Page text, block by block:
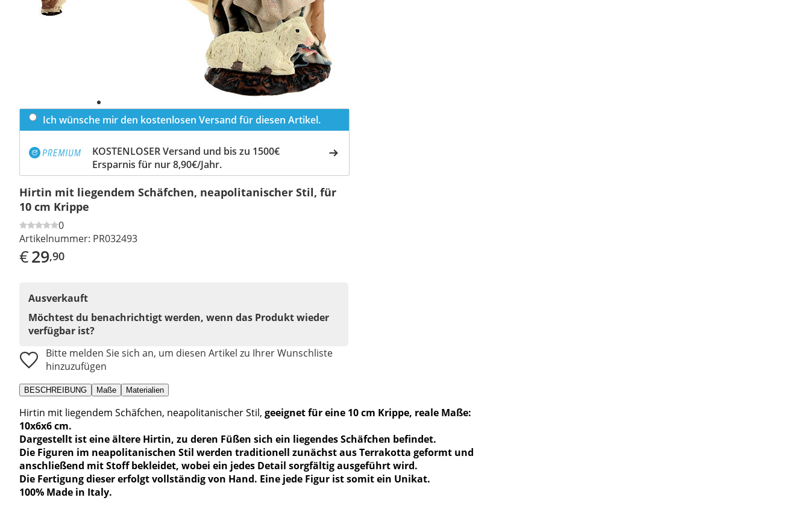
Ich wünsche mir den kostenlosen Versand für diesen Artikel.
KOSTENLOSER Versand und bis zu 1500€
Ersparnis für nur 8,90€/Jahr.
Hirtin mit liegendem Schäfchen, neapolitanischer Stil, für
10 cm Krippe
0
Artikelnummer: PR032493
€29,90
Ausverkauft
Möchtest du benachrichtigt werden, wenn das Produkt wieder
verfügbar ist?
Bitte melden Sie sich an, um diesen Artikel zu Ihrer Wunschliste
hinzuzufügen
BESCHREIBUNG Maße Materialien
Hirtin mit liegendem Schäfchen, neapolitanischer Stil, geeignet für eine 10 cm Krippe, reale Maße:
10x6x6 cm.
Dargestellt ist eine ältere Hirtin, zu deren Füßen sich ein liegendes Schäfchen befindet.
Die Figuren im neapolitanischen Stil werden traditionell zunächst aus Terrakotta geformt und
anschließend mit Stoff bekleidet, wobei ein jedes Detail sorgfältig ausgeführt wird.
Die Fertigung dieser erfolgt vollständig von Hand. Eine jede Figur ist somit ein Unikat.
100% Made in Italy.